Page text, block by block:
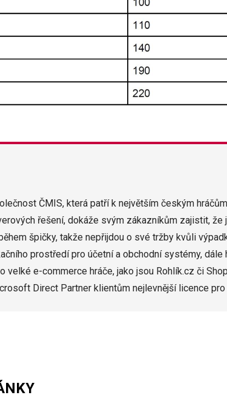
ČMIS, která patří k největším českým
řešení, dokáže svým zákazníkům zajistit, že
špičky, takže nepřijdou o své tržby kvůli
prostředí pro účetní a obchodní systémy,
velké e-commerce hráče, jako jsou Rohlík.cz či
Direct Partner klientům nejlevnější licence